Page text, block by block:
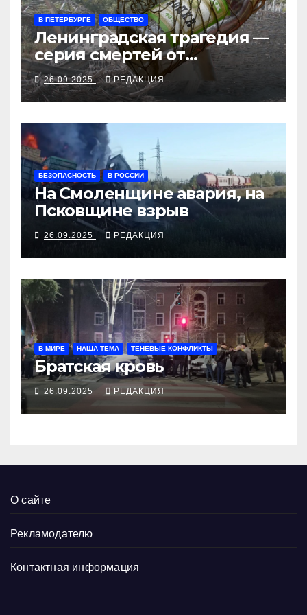
В ПЕТЕРБУРГЕ ОБЩЕСТВО
Ленинградская трагедия —
серия смертей от
алкосуррогата
26.09.2025 РЕДАКЦИЯ
БЕЗОПАСНОСТЬ В РОССИИ
На Смоленщине авария, на
Псковщине взрыв
26.09.2025 РЕДАКЦИЯ
В МИРЕ НАША ТЕМА ТЕНЕВЫЕ КОНФЛИКТЫ
Братская кровь
26.09.2025 РЕДАКЦИЯ
О сайте
Рекламодателю
Контактная информация